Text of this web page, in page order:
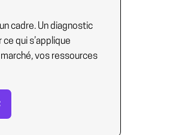
cadre. Un diagnostic
qui s’applique
vos ressources